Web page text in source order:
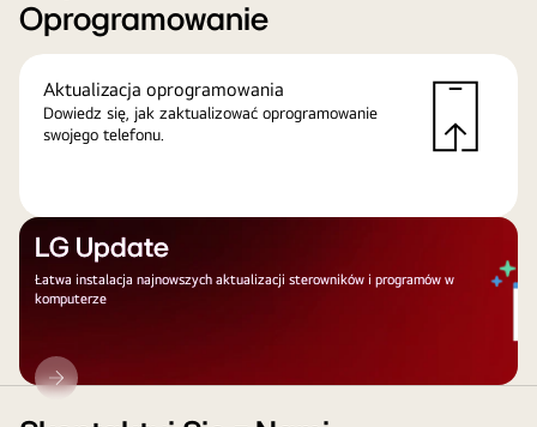
Oprogramowanie
Aktualizacja oprogramowania
Dowiedz się, jak zaktualizować oprogramowanie
swojego telefonu.
LG Update
Łatwa instalacja najnowszych aktualizacji sterowników i programów w
komputerze
LG
Update